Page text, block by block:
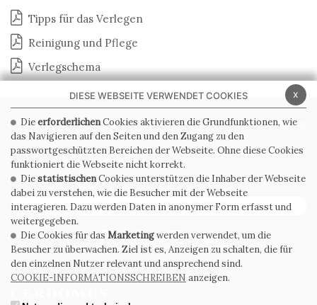
Tipps für das Verlegen
Reinigung und Pflege
Verlegschema
PRIVACY POLICY COOKIE POLICY
ALLGEMEINE
VERKAUFSBEDINGUNGEN
WHISTLEBLOWING
ABONNIEREN SIE DEN NEWSLETTER
x
DIESE WEBSEITE VERWENDET COOKIES
DieerforderlichenCookies aktivieren die Grundfunktionen, wie
das Navigieren auf den Seiten und den Zugang zu den
passwortgeschützten Bereichen der Webseite. Ohne diese Cookies
funktioniert die Webseite nicht korrekt.
DiestatistischenCookies unterstützen die Inhaber der Webseite
dabei zu verstehen, wie die Besucher mit der Webseite
interagieren. Dazu werden Daten in anonymer Form erfasst und
weitergegeben.
Die Cookies für das Marketingwerden verwendet, um die
Besucher zu überwachen. Ziel ist es, Anzeigen zu schalten, die für
den einzelnen Nutzer relevant und ansprechend sind.
COOKIE-INFORMATIONSSCHREIBEN anzeigen.